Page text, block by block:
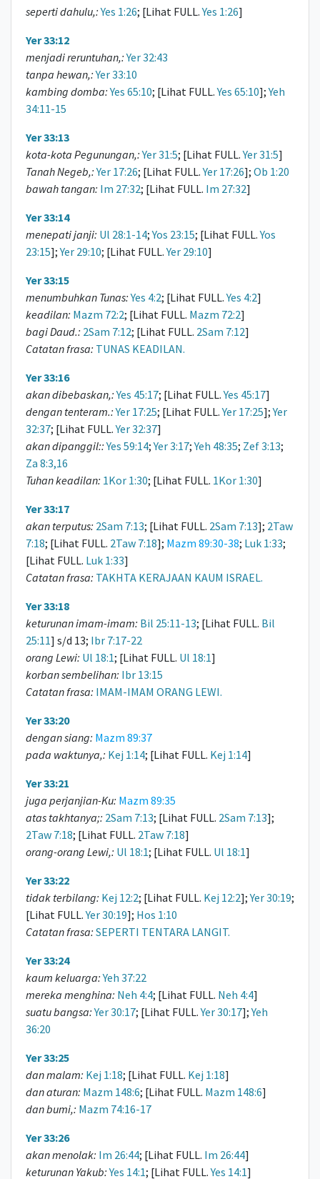
seperti dahulu,: Yes 1:26; [Lihat FULL.Yes 1:26]
Yer 33:12
menjadi reruntuhan,: Yer 32:43
tanpa hewan,: Yer 33:10
kambing domba: Yes 65:10; [Lihat FULL.Yes 65:10];Yeh
34:11-15
Yer 33:13
kota-kota Pegunungan,: Yer 31:5; [Lihat FULL.Yer 31:5]
Tanah Negeb,: Yer 17:26; [Lihat FULL.Yer 17:26]; Ob 1:20
bawah tangan: Im 27:32; [Lihat FULL. Im 27:32]
Yer 33:14
menepati janji: Ul 28:1-14;Yos 23:15; [Lihat FULL.Yos
23:15];Yer 29:10; [Lihat FULL.Yer 29:10]
Yer 33:15
menumbuhkan Tunas: Yes 4:2; [Lihat FULL.Yes 4:2]
keadilan: Mazm 72:2; [Lihat FULL. Mazm 72:2]
bagi Daud.: 2Sam 7:12; [Lihat FULL. 2Sam 7:12]
Catatan frasa: TUNAS KEADILAN.
Yer 33:16
akan dibebaskan,: Yes 45:17; [Lihat FULL.Yes 45:17]
dengan tenteram.: Yer 17:25; [Lihat FULL.Yer 17:25];Yer
32:37; [Lihat FULL.Yer 32:37]
akan dipanggil:: Yes 59:14;Yer 3:17;Yeh 48:35; Zef 3:13;
Za 8:3,16
Tuhan keadilan: 1Kor 1:30; [Lihat FULL. 1Kor 1:30]
Yer 33:17
akan terputus: 2Sam 7:13; [Lihat FULL. 2Sam 7:13]; 2Taw
7:18; [Lihat FULL. 2Taw 7:18]; Mazm 89:30-38; Luk 1:33;
[Lihat FULL. Luk 1:33]
Catatan frasa: TAKHTA KERAJAAN KAUM ISRAEL.
Yer 33:18
keturunan imam-imam: Bil 25:11-13; [Lihat FULL. Bil
25:11] s/d 13; Ibr 7:17-22
orang Lewi: Ul 18:1; [Lihat FULL. Ul 18:1]
korban sembelihan: Ibr 13:15
Catatan frasa: IMAM-IMAM ORANG LEWI.
Yer 33:20
dengan siang: Mazm 89:37
pada waktunya,: Kej 1:14; [Lihat FULL. Kej 1:14]
Yer 33:21
juga perjanjian-Ku: Mazm 89:35
atas takhtanya;: 2Sam 7:13; [Lihat FULL. 2Sam 7:13];
2Taw 7:18; [Lihat FULL. 2Taw 7:18]
orang-orang Lewi,: Ul 18:1; [Lihat FULL. Ul 18:1]
Yer 33:22
tidak terbilang: Kej 12:2; [Lihat FULL. Kej 12:2];Yer 30:19;
[Lihat FULL.Yer 30:19]; Hos 1:10
Catatan frasa: SEPERTI TENTARA LANGIT.
Yer 33:24
kaum keluarga: Yeh 37:22
mereka menghina: Neh 4:4; [Lihat FULL. Neh 4:4]
suatu bangsa: Yer 30:17; [Lihat FULL.Yer 30:17];Yeh
36:20
Yer 33:25
dan malam: Kej 1:18; [Lihat FULL. Kej 1:18]
dan aturan: Mazm 148:6; [Lihat FULL. Mazm 148:6]
dan bumi,: Mazm 74:16-17
Yer 33:26
akan menolak: Im 26:44; [Lihat FULL. Im 26:44]
keturunan Yakub: Yes 14:1; [Lihat FULL.Yes 14:1]